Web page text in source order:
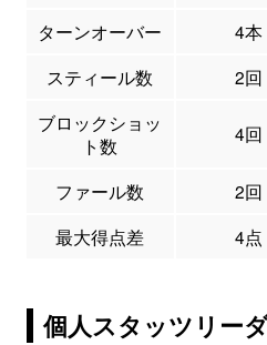
ターンオーバー
4本
スティール数
2回
ブロックショッ
ト数
4回
ファール数 2回
最大得点差
4点
個人スタッツリー